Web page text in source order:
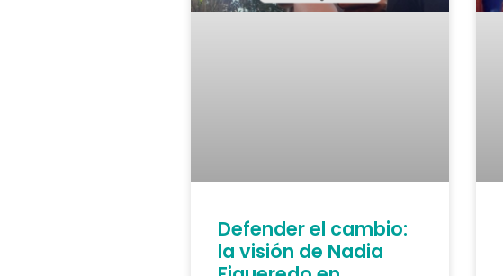
Defender el cambio:
la visión de Nadia